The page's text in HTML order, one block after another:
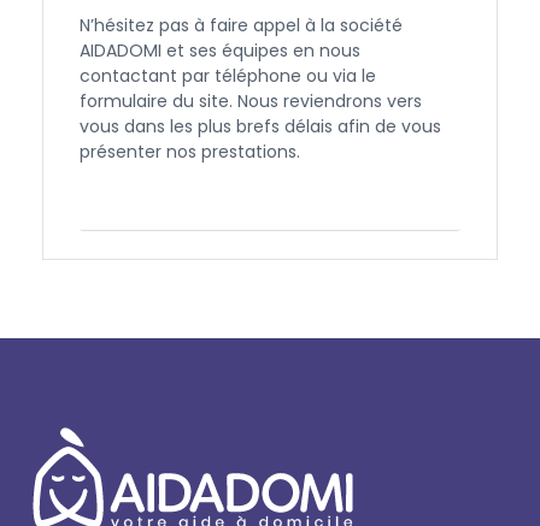
N’hésitez pas à faire appel à la société
AIDADOMI et ses équipes en nous
contactant par téléphone ou via le
formulaire du site. Nous reviendrons vers
vous dans les plus brefs délais afin de vous
présenter nos prestations.